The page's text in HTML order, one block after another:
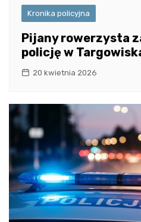
Kronika policyjna
Pijany rowerzysta
policję w
20 kwietnia 2026